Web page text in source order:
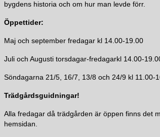
bygdens historia och om hur man levde förr.
Öppettider:
Maj och september fredagar kl 14.00-19.00
Juli och Augusti torsdagar-fredagarkl 14.00-
Söndagarna 21/5, 16/7, 13/8 och 24/9 kl 11.00-
Trädgårdsguidningar!
Alla fredagar då trädgården är öppen finns det
hemsidan.